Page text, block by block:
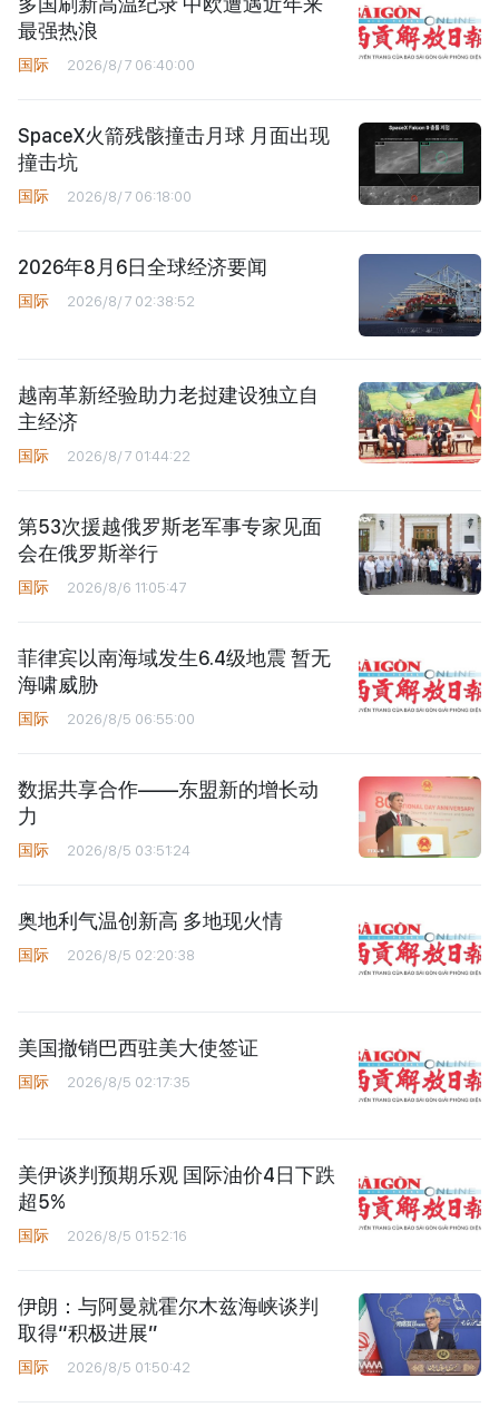
最强热浪
国际 2026/8/7 06:40:00
SpaceX火箭残骸撞击月球 月面出现
撞击坑
国际 2026/8/7 06:18:00
2026年8月6日全球经济要闻
国际 2026/8/7 02:38:52
越南革新经验助力老挝建设独立自
主经济
国际 2026/8/7 01:44:22
第53次援越俄罗斯老军事专家见面
会在俄罗斯举行
国际 2026/8/6 11:05:47
菲律宾以南海域发生6.4级地震 暂无
海啸威胁
国际 2026/8/5 06:55:00
数据共享合作——东盟新的增长动
力
国际 2026/8/5 03:51:24
奥地利气温创新高 多地现火情
国际 2026/8/5 02:20:38
美国撤销巴西驻美大使签证
国际 2026/8/5 02:17:35
美伊谈判预期乐观 国际油价4日下跌
超5%
国际 2026/8/5 01:52:16
伊朗：与阿曼就霍尔木兹海峡谈判
取得“积极进展”
国际 2026/8/5 01:50:42